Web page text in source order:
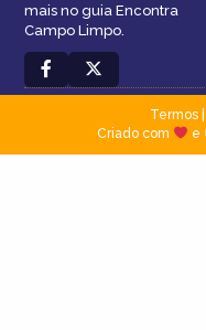
mais no guia Encontra
Campo Limpo.
Termos|
Criado com
e